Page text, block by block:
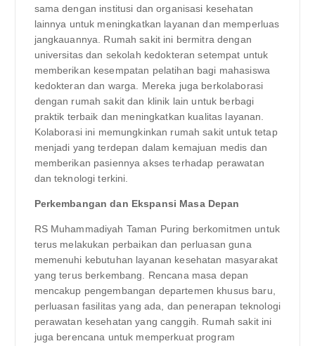
sama dengan institusi dan organisasi kesehatan
lainnya untuk meningkatkan layanan dan memperluas
jangkauannya. Rumah sakit ini bermitra dengan
universitas dan sekolah kedokteran setempat untuk
memberikan kesempatan pelatihan bagi mahasiswa
kedokteran dan warga. Mereka juga berkolaborasi
dengan rumah sakit dan klinik lain untuk berbagi
praktik terbaik dan meningkatkan kualitas layanan.
Kolaborasi ini memungkinkan rumah sakit untuk tetap
menjadi yang terdepan dalam kemajuan medis dan
memberikan pasiennya akses terhadap perawatan
dan teknologi terkini.
Perkembangan dan Ekspansi Masa Depan
RS Muhammadiyah Taman Puring berkomitmen untuk
terus melakukan perbaikan dan perluasan guna
memenuhi kebutuhan layanan kesehatan masyarakat
yang terus berkembang. Rencana masa depan
mencakup pengembangan departemen khusus baru,
perluasan fasilitas yang ada, dan penerapan teknologi
perawatan kesehatan yang canggih. Rumah sakit ini
juga berencana untuk memperkuat program